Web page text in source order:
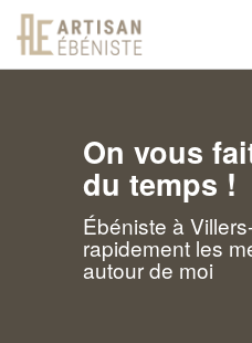
On vous
du temps !
Ébéniste à
rapidement les
autour de moi